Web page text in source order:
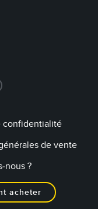
confidentialité
de vente
nous ?
acheter